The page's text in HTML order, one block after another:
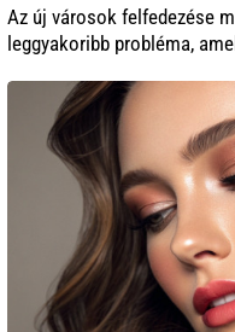
Az új városok felfedezése
leggyakoribb probléma,
ismeretlen helyen, hogyan ..